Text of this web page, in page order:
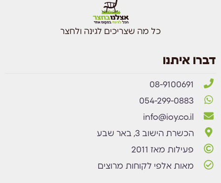
כל מה שצריכים לגינה ולחצר
דברו איתנו
08-9100691
054-299-0883
info@ioy.co.il
הכשרת הישוב 3, באר שבע
פעילות מאז 2011
מאות אלפי לקוחות מרוצים